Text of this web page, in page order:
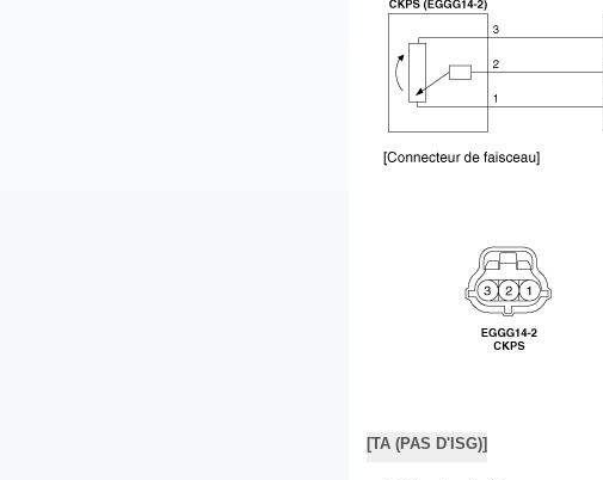
[TA (PAS D'ISG)]